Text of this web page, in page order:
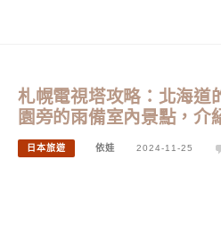
札幌電視塔攻略：北海道
園旁的雨備室內景點，介
日本旅遊 依娃 2024-11-25